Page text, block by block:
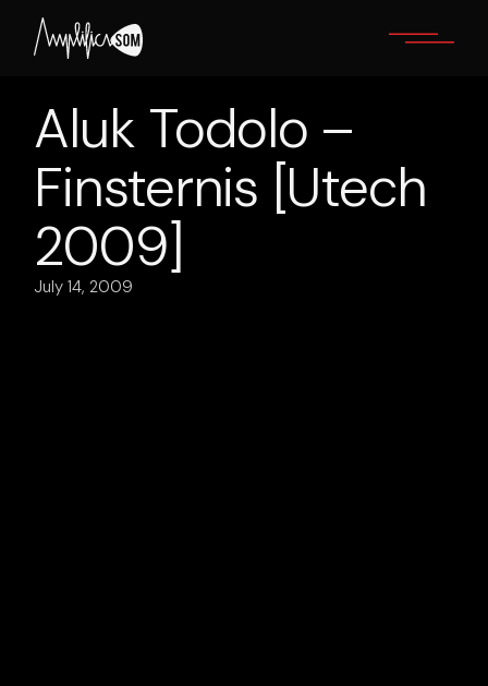
content
Aluk Todolo –
Finsternis [Utech
2009]
July 14, 2009